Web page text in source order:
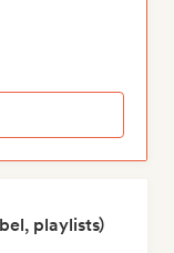
playlists)